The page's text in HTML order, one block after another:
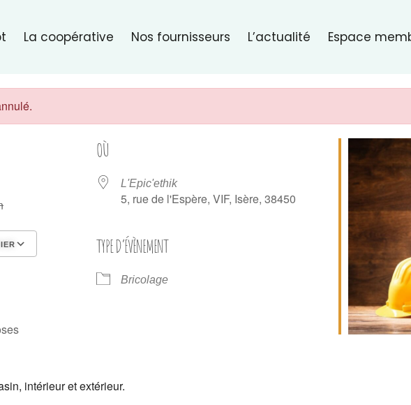
La coopérative Nos fournisseurs L’actualité Espace
OÙ
L'Epic'ethik
5, rue de l'Espère, VIF, Isère, 38450
TYPE D’ÉVÈNEMENT
Bricolage
intérieur et extérieur.